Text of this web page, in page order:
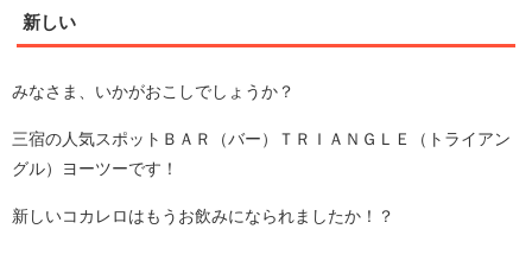
新しい
みなさま、いかがおこしでしょうか？
三宿の人気スポットＢＡＲ（バー）ＴＲＩＡＮＧＬＥ（トライアン
グル）ヨーツーです！
新しいコカレロはもうお飲みになられましたか！？